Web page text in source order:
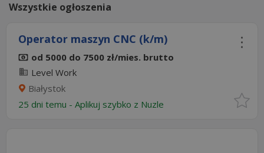
Wszystkie ogłoszenia
Operator maszyn CNC (k/m)
od 5000 do 7500 zł/mies. brutto
Level Work
Białystok
25 dni temu - Aplikuj szybko z Nuzle